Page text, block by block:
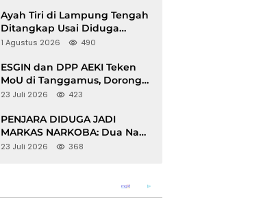
Ayah Tiri di Lampung Tengah
Ditangkap Usai Diduga
Hamili Anak di Bawah Umur
1 Agustus 2026 490
ESGIN dan DPP AEKI Teken
MoU di Tanggamus, Dorong
Ekonomi Hijau Berbasis Kopi
23 Juli 2026 423
PENJARA DIDUGA JADI
MARKAS NARKOBA: Dua Napi
Rajabasa Bebas Gunakan HP,
23 Juli 2026 368